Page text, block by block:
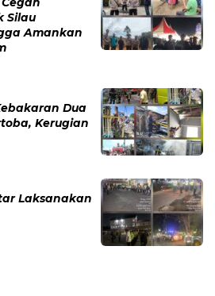
Silau
Amankan
Dua
Kerugian
Laksanakan